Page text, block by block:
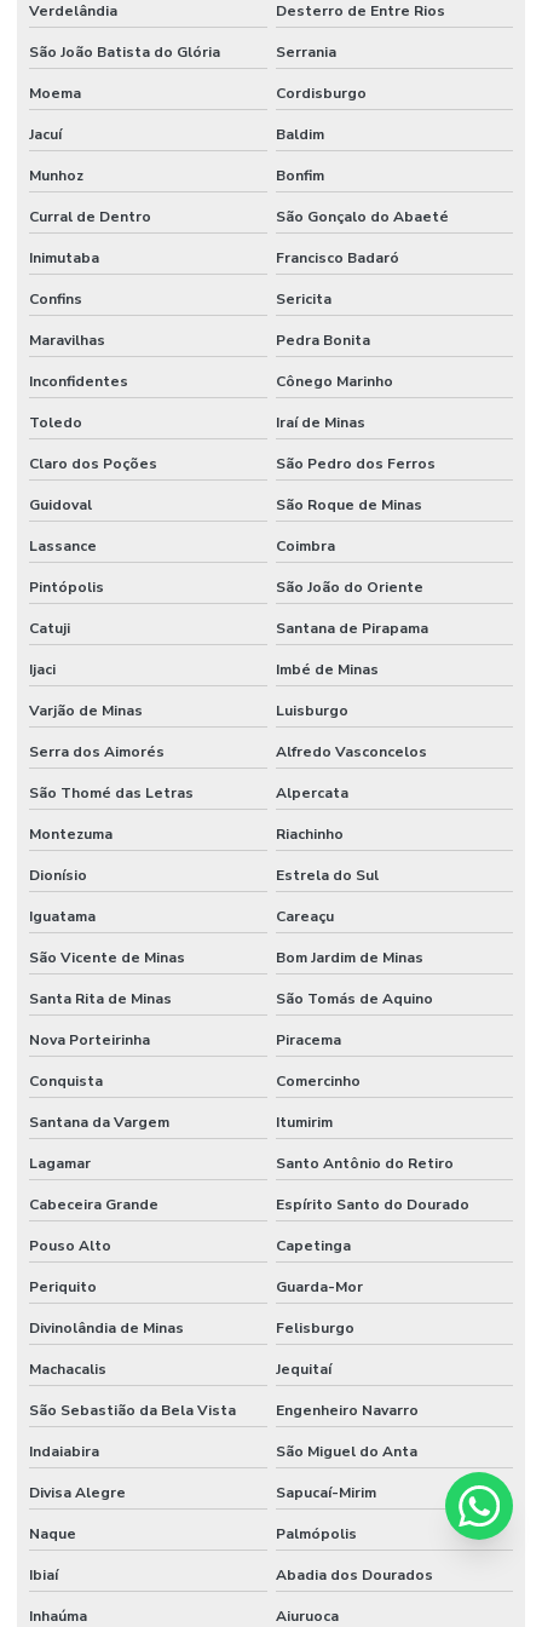
Verdelândia Desterro de Entre Rios
São João Batista do Glória Serrania
Moema Cordisburgo
Jacuí Baldim
Munhoz Bonfim
Curral de Dentro São Gonçalo do Abaeté
Inimutaba Francisco Badaró
Confins Sericita
Maravilhas Pedra Bonita
Inconfidentes Cônego Marinho
Toledo Iraí de Minas
Claro dos Poções São Pedro dos Ferros
Guidoval São Roque de Minas
Lassance Coimbra
Pintópolis São João do Oriente
Catuji Santana de Pirapama
Ijaci Imbé de Minas
Varjão de Minas Luisburgo
Serra dos Aimorés Alfredo Vasconcelos
São Thomé das Letras Alpercata
Montezuma Riachinho
Dionísio Estrela do Sul
Iguatama Careaçu
São Vicente de Minas Bom Jardim de Minas
Santa Rita de Minas São Tomás de Aquino
Nova Porteirinha Piracema
Conquista Comercinho
Santana da Vargem Itumirim
Lagamar Santo Antônio do Retiro
Cabeceira Grande Espírito Santo do Dourado
Pouso Alto Capetinga
Periquito Guarda-Mor
Divinolândia de Minas Felisburgo
Machacalis Jequitaí
São Sebastião da Bela Vista Engenheiro Navarro
Indaiabira São Miguel do Anta
Divisa Alegre Sapucaí-Mirim
Naque Palmópolis
Ibiaí Abadia dos Dourados
Inhaúma Aiuruoca